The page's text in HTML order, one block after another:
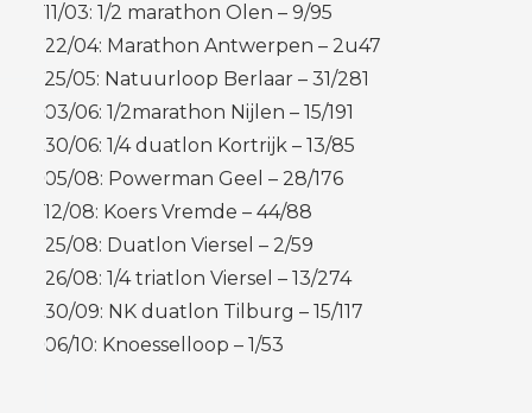
11/03: 1/2 marathon Olen – 9/95
22/04: Marathon Antwerpen – 2u47
25/05: Natuurloop Berlaar – 31/281
03/06: 1/2marathon Nijlen – 15/191
30/06: 1/4 duatlon Kortrijk – 13/85
05/08: Powerman Geel – 28/176
12/08: Koers Vremde – 44/88
25/08: Duatlon Viersel – 2/59
26/08: 1/4 triatlon Viersel – 13/274
30/09: NK duatlon Tilburg – 15/117
06/10: Knoesselloop – 1/53